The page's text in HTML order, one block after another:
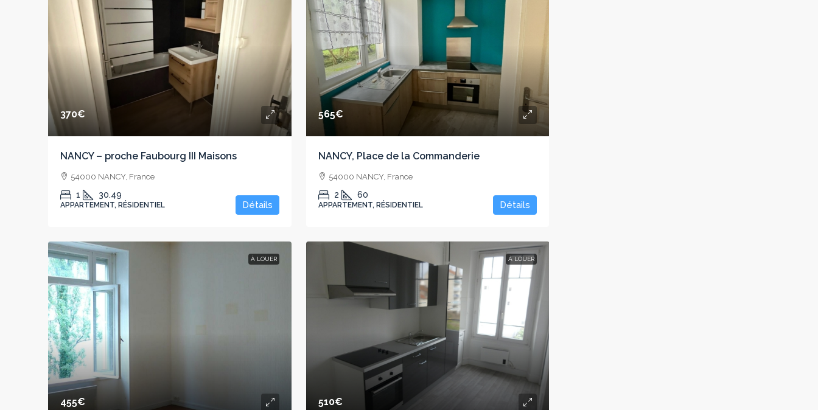
370€
NANCY – proche Faubourg III Maisons
54000 NANCY, France
1 30.49
APPARTEMENT, RÉSIDENTIEL Détails
565€
NANCY, Place de la Commanderie
54000 NANCY, France
2 60
APPARTEMENT, RÉSIDENTIEL Détails
À LOUER
455€
À LOUER
510€